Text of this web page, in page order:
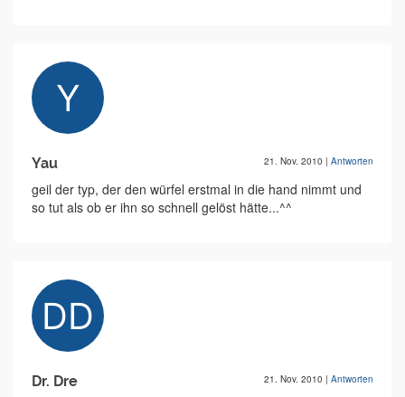
Yau 21. Nov. 2010 | Antworten
geil der typ, der den würfel erstmal in die hand nimmt und
so tut als ob er ihn so schnell gelöst hätte...^^
Dr. Dre 21. Nov. 2010 | Antworten